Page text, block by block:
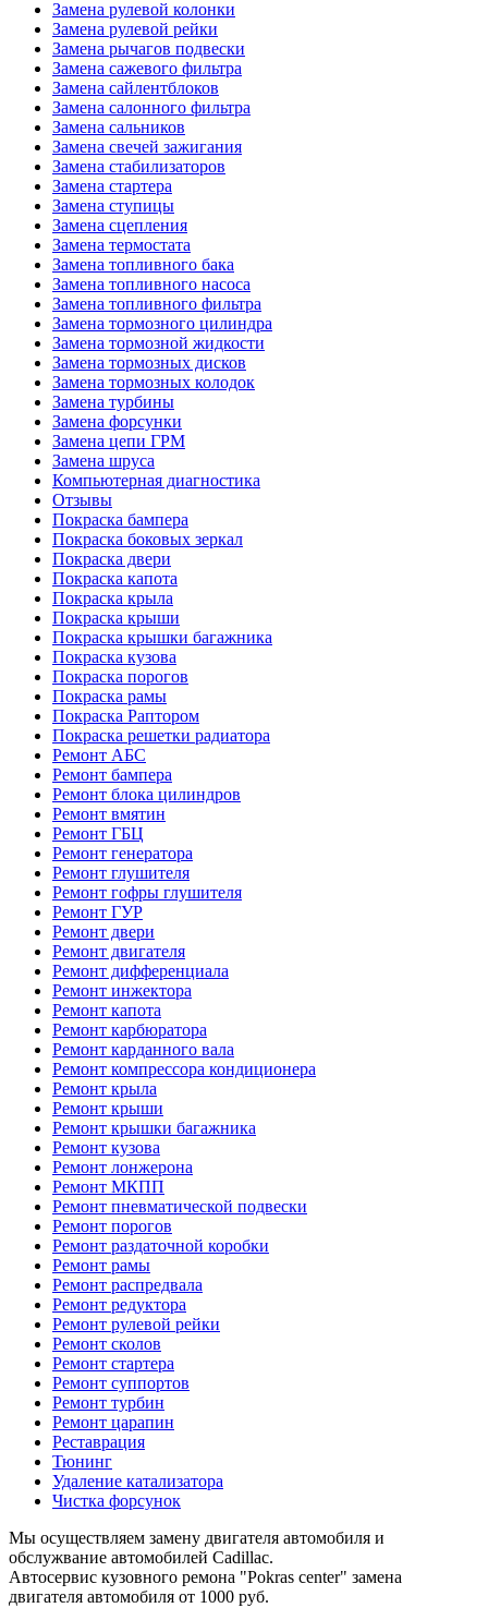
Замена рулевой колонки
Замена рулевой рейки
Замена рычагов подвески
Замена сажевого фильтра
Замена сайлентблоков
Замена салонного фильтра
Замена сальников
Замена свечей зажигания
Замена стабилизаторов
Замена стартера
Замена ступицы
Замена сцепления
Замена термостата
Замена топливного бака
Замена топливного насоса
Замена топливного фильтра
Замена тормозного цилиндра
Замена тормозной жидкости
Замена тормозных дисков
Замена тормозных колодок
Замена турбины
Замена форсунки
Замена цепи ГРМ
Замена шруса
Компьютерная диагностика
Отзывы
Покраска бампера
Покраска боковых зеркал
Покраска двери
Покраска капота
Покраска крыла
Покраска крыши
Покраска крышки багажника
Покраска кузова
Покраска порогов
Покраска рамы
Покраска Раптором
Покраска решетки радиатора
Ремонт АБС
Ремонт бампера
Ремонт блока цилиндров
Ремонт вмятин
Ремонт ГБЦ
Ремонт генератора
Ремонт глушителя
Ремонт гофры глушителя
Ремонт ГУР
Ремонт двери
Ремонт двигателя
Ремонт дифференциала
Ремонт инжектора
Ремонт капота
Ремонт карбюратора
Ремонт карданного вала
Ремонт компрессора кондиционера
Ремонт крыла
Ремонт крыши
Ремонт крышки багажника
Ремонт кузова
Ремонт лонжерона
Ремонт МКПП
Ремонт пневматической подвески
Ремонт порогов
Ремонт раздаточной коробки
Ремонт рамы
Ремонт распредвала
Ремонт редуктора
Ремонт рулевой рейки
Ремонт сколов
Ремонт стартера
Ремонт суппортов
Ремонт турбин
Ремонт царапин
Реставрация
Тюнинг
Удаление катализатора
Чистка форсунок
Мы осуществляем замену двигателя автомобиля и
обслужвание автомобилей Cadillac.
Автосервис кузовного ремона "Pokras center" замена
двигателя автомобиля от 1000 руб.